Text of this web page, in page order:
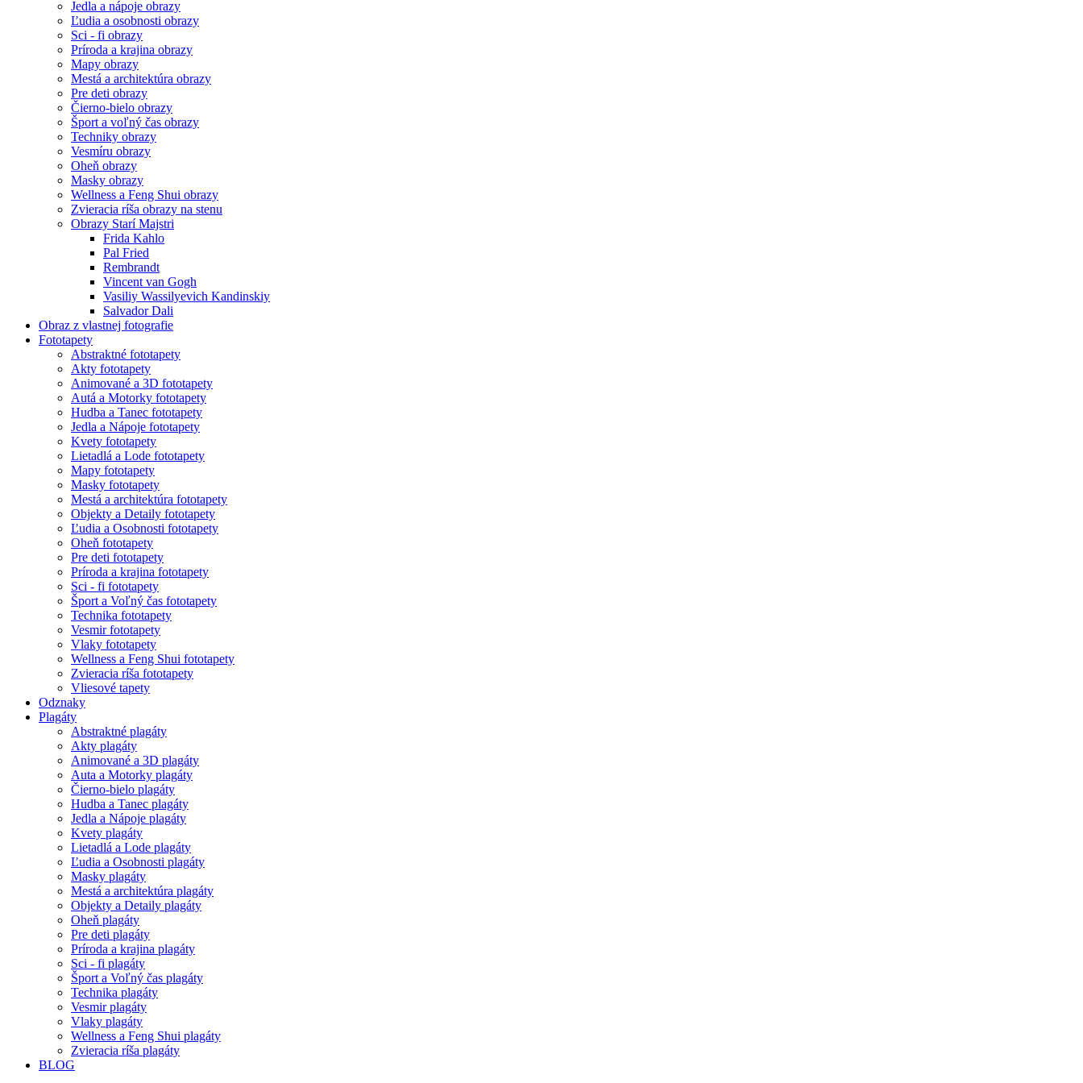
Jedla a nápoje obrazy
Ľudia a osobnosti obrazy
Sci - fi obrazy
Príroda a krajina obrazy
Mapy obrazy
Mestá a architektúra obrazy
Pre deti obrazy
Čierno-bielo obrazy
Šport a voľný čas obrazy
Techniky obrazy
Vesmíru obrazy
Oheň obrazy
Masky obrazy
Wellness a Feng Shui obrazy
Zvieracia ríša obrazy na stenu
Obrazy Starí Majstri
Frida Kahlo
Pal Fried
Rembrandt
Vincent van Gogh
Vasiliy Wassilyevich Kandinskiy
Salvador Dali
Obraz z vlastnej fotografie
Fototapety
Abstraktné fototapety
Akty fototapety
Animované a 3D fototapety
Autá a Motorky fototapety
Hudba a Tanec fototapety
Jedla a Nápoje fototapety
Kvety fototapety
Lietadlá a Lode fototapety
Mapy fototapety
Masky fototapety
Mestá a architektúra fototapety
Objekty a Detaily fototapety
Ľudia a Osobnosti fototapety
Oheň fototapety
Pre deti fototapety
Príroda a krajina fototapety
Sci - fi fototapety
Šport a Voľný čas fototapety
Technika fototapety
Vesmir fototapety
Vlaky fototapety
Wellness a Feng Shui fototapety
Zvieracia ríša fototapety
Vliesové tapety
Odznaky
Plagáty
Abstraktné plagáty
Akty plagáty
Animované a 3D plagáty
Auta a Motorky plagáty
Čierno-bielo plagáty
Hudba a Tanec plagáty
Jedla a Nápoje plagáty
Kvety plagáty
Lietadlá a Lode plagáty
Ľudia a Osobnosti plagáty
Masky plagáty
Mestá a architektúra plagáty
Objekty a Detaily plagáty
Oheň plagáty
Pre deti plagáty
Príroda a krajina plagáty
Sci - fi plagáty
Šport a Voľný čas plagáty
Technika plagáty
Vesmir plagáty
Vlaky plagáty
Wellness a Feng Shui plagáty
Zvieracia ríša plagáty
BLOG